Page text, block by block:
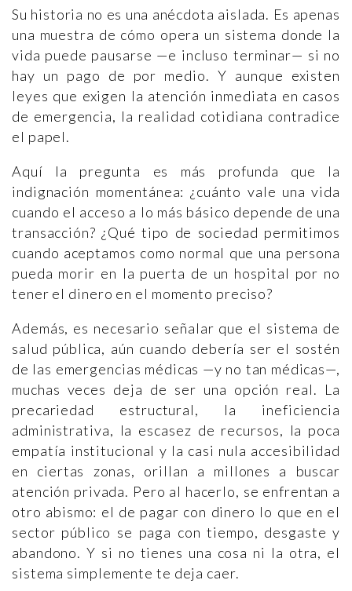
Su historia no es una anécdota aislada. Es apenas
una muestra de cómo opera un sistema donde la
vida puede pausarse —e incluso terminar— si no
hay un pago de por medio. Y aunque existen
leyes que exigen la atención inmediata en casos
de emergencia, la realidad cotidiana contradice
el papel.
Aquí la pregunta es más profunda que la
indignación momentánea: ¿cuánto vale una vida
cuando el acceso a lo más básico depende de una
transacción? ¿Qué tipo de sociedad permitimos
cuando aceptamos como normal que una persona
pueda morir en la puerta de un hospital por no
tener el dinero en el momento preciso?
Además, es necesario señalar que el sistema de
salud pública, aún cuando debería ser el sostén
de las emergencias médicas —y no tan médicas—,
muchas veces deja de ser una opción real. La
precariedad estructural, la ineficiencia
administrativa, la escasez de recursos, la poca
empatía institucional y la casi nula accesibilidad
en ciertas zonas, orillan a millones a buscar
atención privada. Pero al hacerlo, se enfrentan a
otro abismo: el de pagar con dinero lo que en el
sector público se paga con tiempo, desgaste y
abandono. Y si no tienes una cosa ni la otra, el
sistema simplemente te deja caer.